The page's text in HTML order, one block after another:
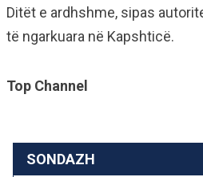
Ditët e ardhshme, sipas
të ngarkuara në Kapshticë.
Top Channel
SONDAZH